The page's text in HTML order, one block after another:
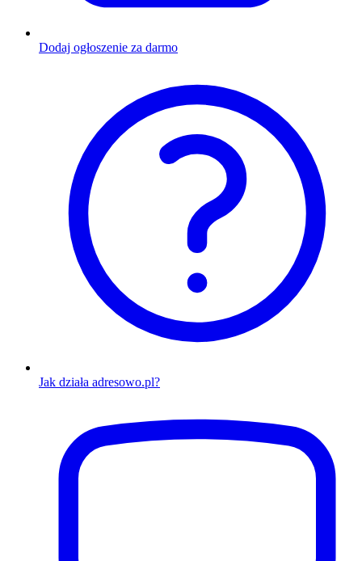
Dodaj ogłoszenie za darmo
Jak działa adresowo.pl?